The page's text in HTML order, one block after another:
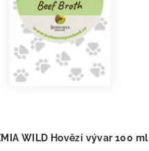
WILD Hovězí vývar 100 ml